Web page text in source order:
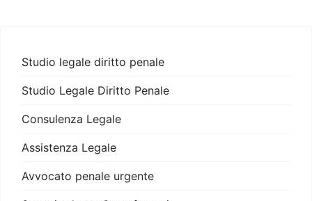
Studio legale diritto penale
Studio Legale Diritto Penale
Consulenza Legale
Assistenza Legale
Avvocato penale urgente